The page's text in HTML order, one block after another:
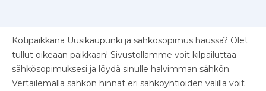
Kotipaikkana Uusikaupunki ja sähkösopimus haussa? Olet
tullut oikeaan paikkaan! Sivustollamme voit kilpailuttaa
sähkösopimuksesi ja löydä sinulle halvimman sähkön.
Vertailemalla sähkön hinnat eri sähköyhtiöiden välillä voit